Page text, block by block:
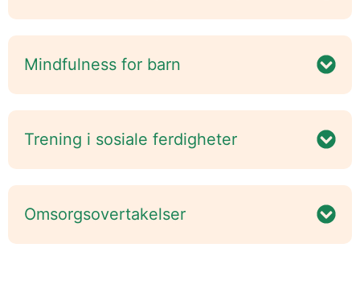
Mindfulness for barn
Trening i sosiale ferdigheter
Omsorgsovertakelser